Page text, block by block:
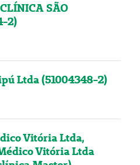
SÃO
2)
Ltda (51004348-2)
Vitória Ltda,
Vitória Ltda